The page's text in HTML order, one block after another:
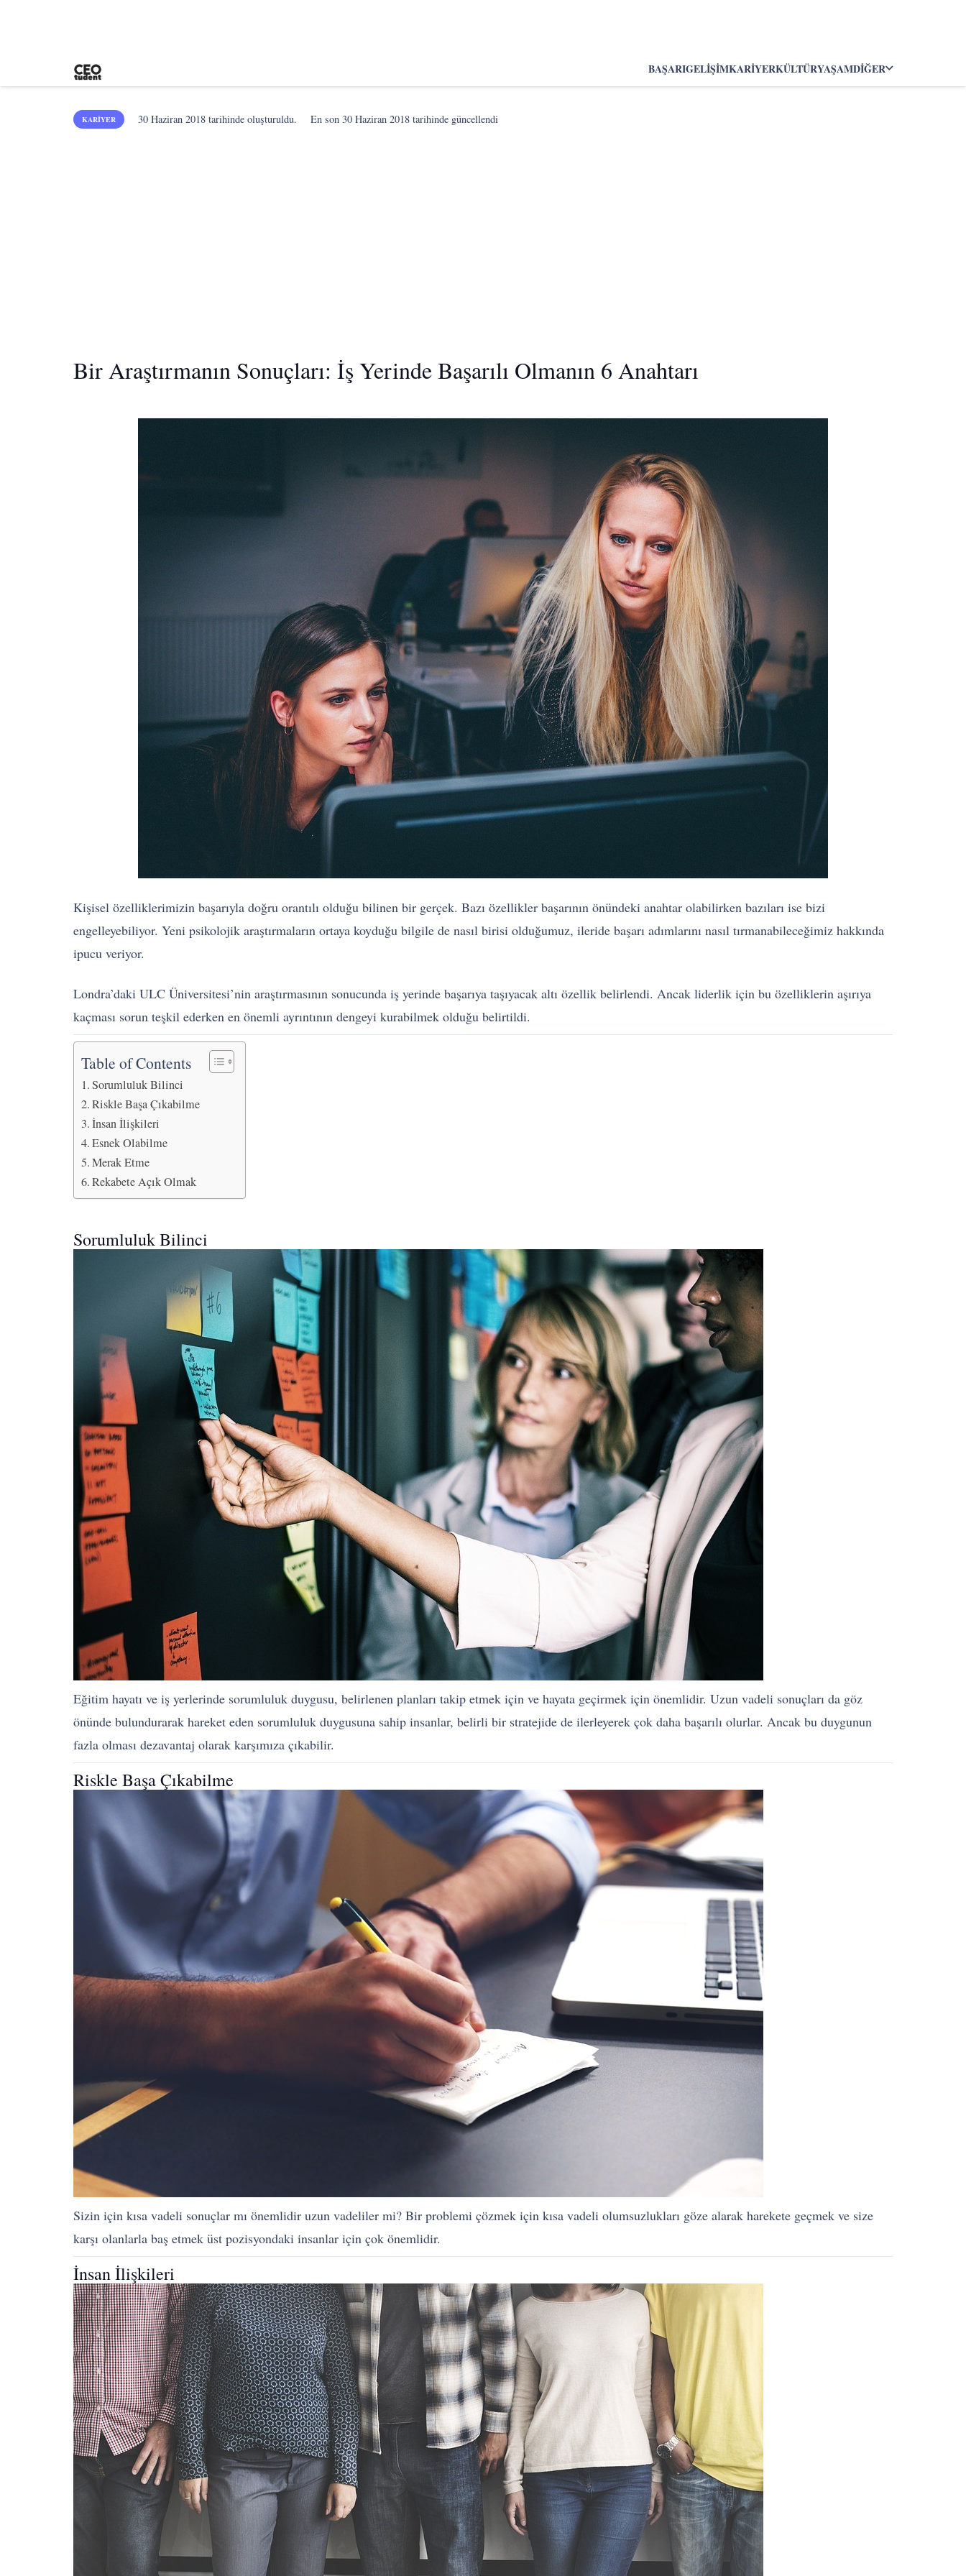
BAŞARIGELIŞIMKARIYERKÜLTÜRYAŞAMDIĞER
KARIYER 30 Haziran 2018 tarihinde oluşturuldu. En son30 Haziran 2018 tarihinde güncellendi
Bir Araştırmanın Sonuçları: İş Yerinde Başarılı Olmanın 6 Anahtarı
Kişisel özelliklerimizin başarıyla doğru orantılı olduğu bilinen bir gerçek. Bazı özellikler başarının önündeki anahtar olabilirken bazıları ise bizi
engelleyebiliyor. Yeni psikolojik araştırmaların ortaya koyduğu bilgile de nasıl birisi olduğumuz, ileride başarı adımlarını nasıl tırmanabileceğimiz hakkında
ipucu veriyor.
Londra’daki ULC Üniversitesi’nin araştırmasının sonucunda iş yerinde başarıya taşıyacak altı özellik belirlendi. Ancak liderlik için bu özelliklerin aşırıya
kaçması sorun teşkil ederken en önemli ayrıntının dengeyi kurabilmek olduğu belirtildi.
Table of Contents
Sorumluluk Bilinci
Riskle Başa Çıkabilme
İnsan İlişkileri
Esnek Olabilme
Merak Etme
Rekabete Açık Olmak
Sorumluluk Bilinci
Eğitim hayatı ve iş yerlerinde sorumluluk duygusu, belirlenen planları takip etmek için ve hayata geçirmek için önemlidir. Uzun vadeli sonuçları da göz
önünde bulundurarak hareket eden sorumluluk duygusuna sahip insanlar, belirli bir stratejide de ilerleyerek çok daha başarılı olurlar. Ancak bu duygunun
fazla olması dezavantaj olarak karşımıza çıkabilir.
Riskle Başa Çıkabilme
Sizin için kısa vadeli sonuçlar mı önemlidir uzun vadeliler mi? Bir problemi çözmek için kısa vadeli olumsuzlukları göze alarak harekete geçmek ve size
karşı olanlarla baş etmek üst pozisyondaki insanlar için çok önemlidir.
İnsan İlişkileri